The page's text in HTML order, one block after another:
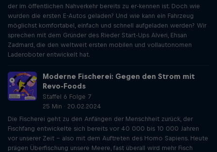
der im öffentlichen Nahverkehr bereits zu er-kennen ist. Doch wie
wurden die ersten E-Autos geladen? Und wie kann ein Fahrzeug
möglichst komfortabel, einfach und schnell aufgeladen werden? Wir
sprechen mit dem Gründer des Rieder Start-Ups Alveri, Ehsan
Zadmard, die den weltweit ersten mobilen und vollautonomen
Laderoboter entwickelt hat.
Moderne Fischerei: Gegen den Strom mit
Revo-Foods
Staffel 6 Folge 7
25 Min · 20.02.2024
Die Fischerei geht zu den Anfängen der Menschheit zurück, der
Fischfang entwickelte sich bereits vor 40 000 bis 10 000 Jahren
vor unserer Zeit – also mit dem Auftreten des Homo Sapiens. Heute
prägen Überfischung unsere Meere, fast überall wird mehr Fisch